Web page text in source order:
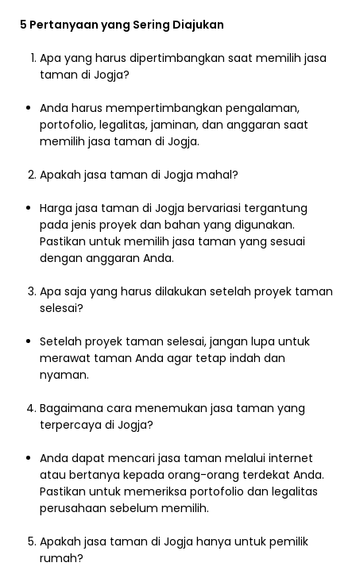
5 Pertanyaan yang Sering Diajukan
Apa yang harus dipertimbangkan saat memilih jasa
taman di Jogja?
Anda harus mempertimbangkan pengalaman,
portofolio, legalitas, jaminan, dan anggaran saat
memilih jasa taman di Jogja.
Apakah jasa taman di Jogja mahal?
Harga jasa taman di Jogja bervariasi tergantung
pada jenis proyek dan bahan yang digunakan.
Pastikan untuk memilih jasa taman yang sesuai
dengan anggaran Anda.
Apa saja yang harus dilakukan setelah proyek taman
selesai?
Setelah proyek taman selesai, jangan lupa untuk
merawat taman Anda agar tetap indah dan
nyaman.
Bagaimana cara menemukan jasa taman yang
terpercaya di Jogja?
Anda dapat mencari jasa taman melalui internet
atau bertanya kepada orang-orang terdekat Anda.
Pastikan untuk memeriksa portofolio dan legalitas
perusahaan sebelum memilih.
Apakah jasa taman di Jogja hanya untuk pemilik
rumah?